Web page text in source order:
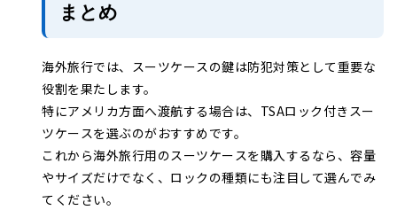
まとめ
海外旅行では、スーツケースの鍵は防犯対策として重要な
役割を果たします。
特にアメリカ方面へ渡航する場合は、TSAロック付きスー
ツケースを選ぶのがおすすめです。
これから海外旅行用のスーツケースを購入するなら、容量
やサイズだけでなく、ロックの種類にも注目して選んでみ
てください。